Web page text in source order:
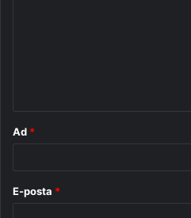
Ad *
E-posta *